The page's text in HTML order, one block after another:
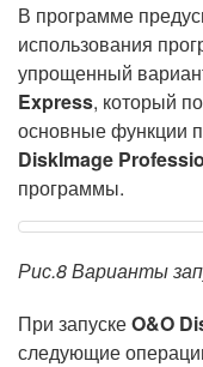
В программе
использования
упрощенный
Express, который
основные функции
DiskImage
программы.
Рис.8 Варианты
При запускеO&O
следующие